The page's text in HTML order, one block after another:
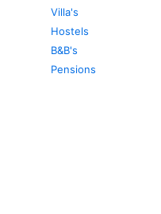
Villa's
Hostels
B&B's
Pensions